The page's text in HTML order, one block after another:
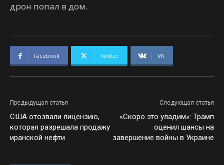
дрон попал в дом.
Facebook Twitter VK
Предыдущая статья
США отозвали лицензию,
которая разрешала продажу
иранской нефти
Следующая статья
«Скоро это уладим»: Трамп
оценил шансы на
завершение войны в Украине